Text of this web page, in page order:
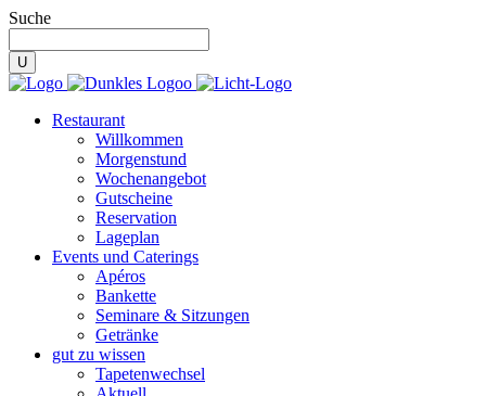
Suche
Restaurant
Willkommen
Morgenstund
Wochenangebot
Gutscheine
Reservation
Lageplan
Events und Caterings
Apéros
Bankette
Seminare & Sitzungen
Getränke
gut zu wissen
Tapetenwechsel